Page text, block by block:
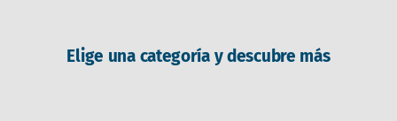
Elige una categoría y descubre más